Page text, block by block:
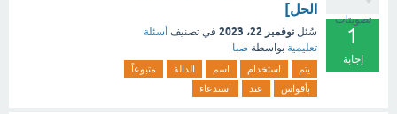
تصويتات
1
إجابة
الحل]
سُئل نوفمبر 22، 2023 في تصنيف أسئلة
تعليمية بواسطة صبا
يتم استخدام اسم الدالة
متبوعاً
بأقواس
عند استدعاء